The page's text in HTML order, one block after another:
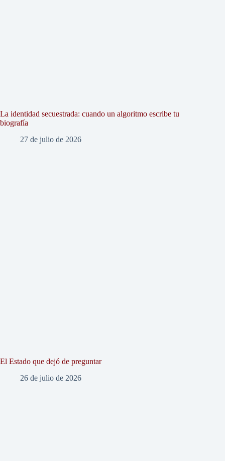
La identidad secuestrada: cuando un algoritmo escribe tu
biografía
27 de julio de 2026
El Estado que dejó de preguntar
26 de julio de 2026